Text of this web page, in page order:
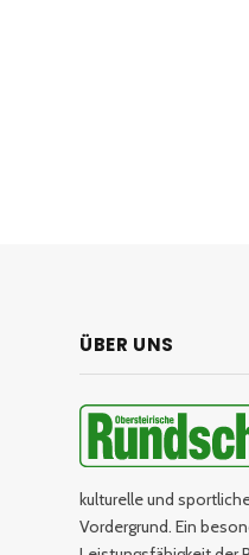
ÜBER UNS
kulturelle und
Vordergrund. Ein